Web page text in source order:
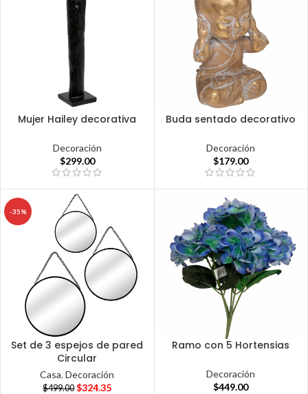
Mujer Hailey decorativa
Decoración
$299.00
Buda sentado decorativo
Decoración
$179.00
-35%
Set de 3 espejos de pared
Circular
Casa,Decoración
$499.00 $324.35
Ramo con 5 Hortensias
Decoración
$449.00